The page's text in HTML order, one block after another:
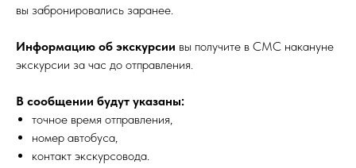
вы забронировались заранее.
Информацию об экскурсии вы получите в СМС накануне
экскурсии за час до отправления.
В сообщении будут указаны:
точное время отправления,
номер автобуса,
контакт экскурсовода.